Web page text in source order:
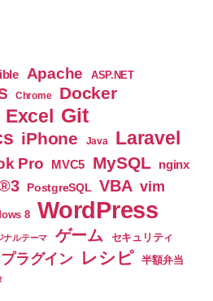
Apache ASP.NET
Chrome Docker
Excel Git
iPhone Java Laravel
Pro MVC5 MySQL nginx
PostgreSQL VBA vim
8 WordPress
ナルテーマ ゲーム セキュリティ
プラグイン レシピ 半額弁当